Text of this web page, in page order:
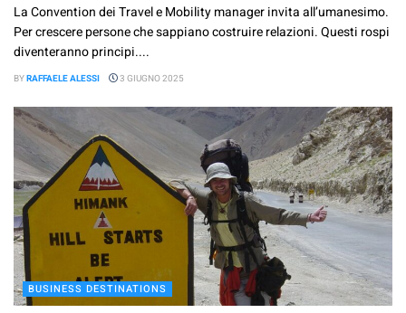
La Convention dei Travel e Mobility manager invita all’umanesimo.
Per crescere persone che sappiano costruire relazioni. Questi rospi
diventeranno principi....
BYRAFFAELE ALESSI 3 GIUGNO 2025
BUSINESS DESTINATIONS